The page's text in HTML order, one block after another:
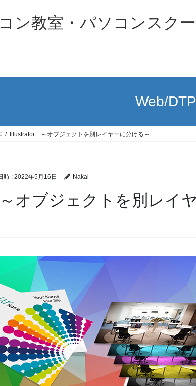
ン教室・パソコンスク
Web/
Illustrator ～オブジェクトを別レイヤーに分ける～
時 : 2022年5月16日 Nakai
オブジェクトを別レイ